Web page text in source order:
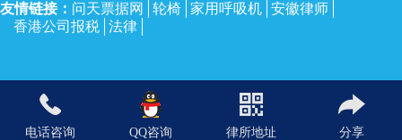
友情链接： 问天票据网 轮椅 家用呼吸机 安徽律师
香港公司报税 法律
沪ICP备13002673号-4| 上海律师网 2017 | 保留所有权利。
电话咨询 QQ咨询 律所地址 分享